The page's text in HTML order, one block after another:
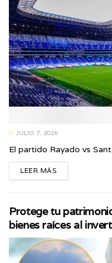
JULIO 7, 2026
El partido Rayado vs
LEER MÁS
Protege tu
bienes raíces al